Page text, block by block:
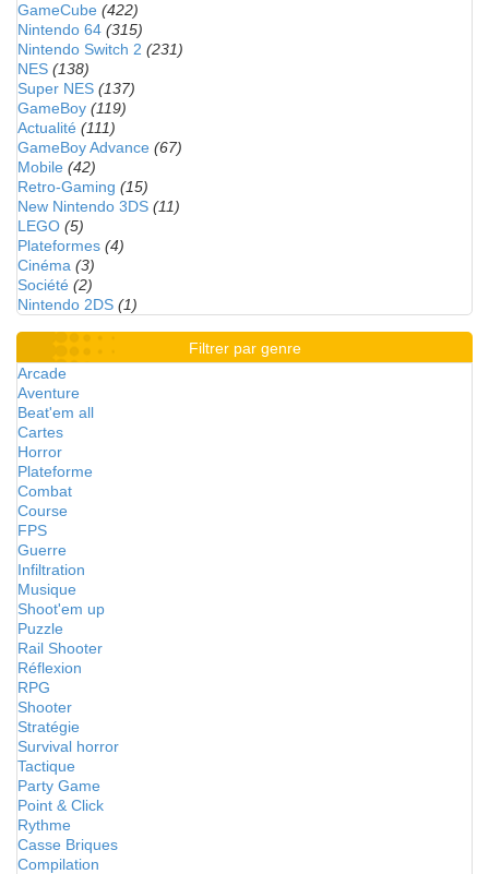
GameCube (422)
Nintendo 64 (315)
Nintendo Switch 2 (231)
NES (138)
Super NES (137)
GameBoy (119)
Actualité (111)
GameBoy Advance (67)
Mobile (42)
Retro-Gaming (15)
New Nintendo 3DS (11)
LEGO (5)
Plateformes (4)
Cinéma (3)
Société (2)
Nintendo 2DS (1)
Filtrer par genre
Arcade
Aventure
Beat'em all
Cartes
Horror
Plateforme
Combat
Course
FPS
Guerre
Infiltration
Musique
Shoot'em up
Puzzle
Rail Shooter
Réflexion
RPG
Shooter
Stratégie
Survival horror
Tactique
Party Game
Point & Click
Rythme
Casse Briques
Compilation